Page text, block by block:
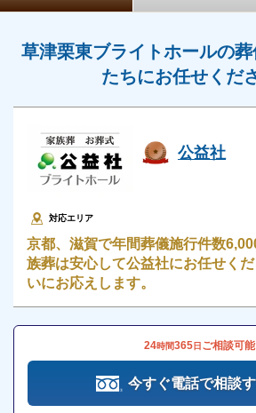
限られたご家族様で、最後の大切
草津ブライトホール【草津駅西
式
草津ブライトホール【草津駅西】
を執り行うことができます。
直葬・火葬式は、通夜・告別式を
ンプルな葬儀プランです。
短時間で終わるため、ご遺族様の
に抑えたい方、葬儀費用を極力抑え
草津ブライトホール【草津駅
草津栗東ブライトホールの
たちにお任せくだ
公益社
対応エリア
京都、滋賀で年間葬儀施行件数
族葬は安心して公益社にお任せく
いにお応えします。
24時間365日 ご相談可能
今すぐ電話で相談